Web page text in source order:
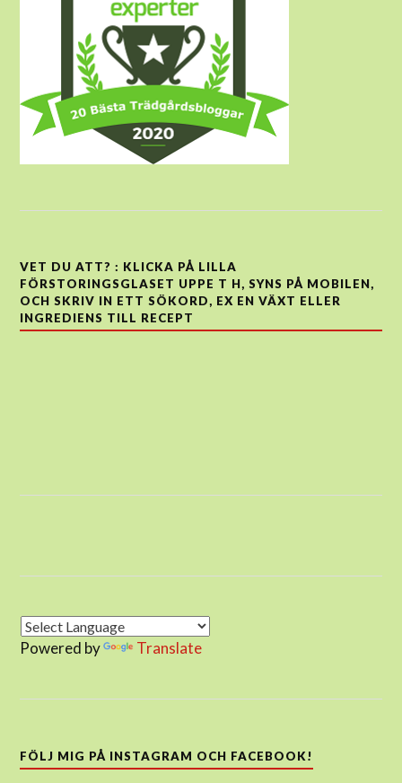
VET DU ATT? : KLICKA PÅ LILLA
FÖRSTORINGSGLASET UPPE T H, SYNS PÅ MOBILEN,
OCH SKRIV IN ETT SÖKORD, EX EN VÄXT ELLER
INGREDIENS TILL RECEPT
Powered by Translate
FÖLJ MIG PÅ INSTAGRAM OCH FACEBOOK!